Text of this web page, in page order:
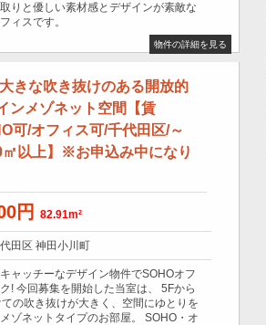
りと優しい素材感とデザインが素敵な
ィスです。
物件の詳細を見る
きな吹き抜けのある開放的
ンメゾネット空間【賃
可/オフィス可/千代田区/～
㎡以上】※お申込み中になり
円 82.91m²
田区 神田小川町
ャッチーなデザイン物件でSOHOオフ
! 今回募集を開始した当室は、 5Fから
の吹き抜けが大きく、空間にゆとりを
ゾネットタイプのお部屋。 SOHO・オ